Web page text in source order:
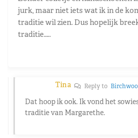
jurk, maar niet iets wat ik in de
traditie wil zien. Dus hopelijk
traditie…..
Tina Reply to
Dat hoop ik ook. Ik vond het
traditie van Margarethe.